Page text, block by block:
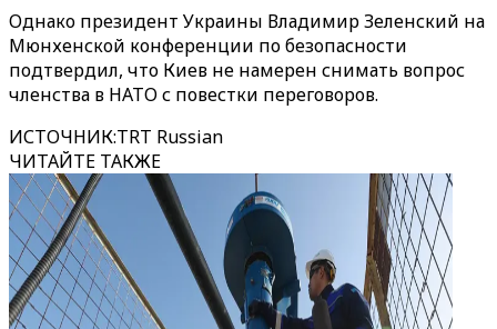
Однако президент Украины Владимир Зеленский на
Мюнхенской конференции по безопасности
подтвердил, что Киев не намерен снимать вопрос
членства в НАТО с повестки переговоров.
ИСТОЧНИК:TRT Russian
ЧИТАЙТЕ ТАКЖЕ